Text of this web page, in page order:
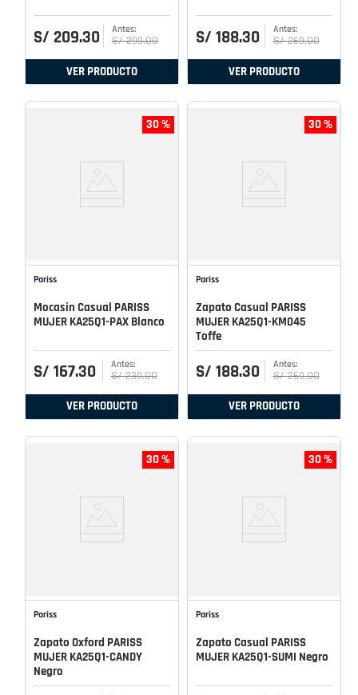
S/ 209.30 S/ 299.00
VER PRODUCTO
S/ 188.30 S/ 269.00
VER PRODUCTO
30 %
Pariss
Mocasin Casual PARISS
MUJER KA25Q1-PAX Blanco
S/ 167.30 S/ 239.00
VER PRODUCTO
30 %
Pariss
Zapato Casual PARISS
MUJER KA25Q1-KM045
Toffe
S/ 188.30 S/ 269.00
VER PRODUCTO
30 %
Pariss
Zapato Oxford PARISS
MUJER KA25Q1-CANDY
Negro
30 %
Pariss
Zapato Casual PARISS
MUJER KA25Q1-SUMI Negro